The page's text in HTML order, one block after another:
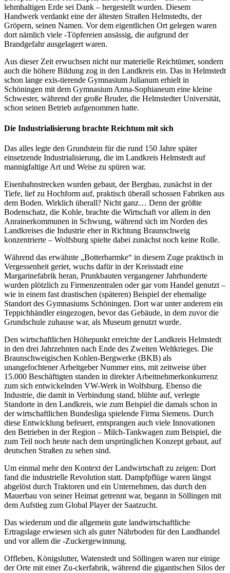
lehmhaltigen Erde sei Dank – hergestellt wurden. Diesem
Handwerk verdankt eine der ältesten Straßen Helmstedts, der
Gröpern, seinen Namen. Vor dem eigentlichen Ort gelegen waren
dort nämlich viele -Töpfereien ansässig, die aufgrund der
Brandgefahr ausgelagert waren.
Aus dieser Zeit erwuchsen nicht nur materielle Reichtümer, sondern
auch die höhere Bildung zog in den Landkreis ein. Das in Helmstedt
schon lange exis-tierende Gymnasium Julianum erhielt in
Schöningen mit dem Gymnasium Anna-Sophianeum eine kleine
Schwester, während der große Bruder, die Helmstedter Universität,
schon seinen Betrieb aufgenommen hatte.
Die Industrialisierung brachte Reichtum mit sich
Das alles legte den Grundstein für die rund 150 Jahre später
einsetzende Industrialisierung, die im Landkreis Helmstedt auf
mannigfaltige Art und Weise zu spüren war.
Eisenbahnstrecken wurden gebaut, der Bergbau, zunächst in der
Tiefe, lief zu Hochform auf, praktisch überall schossen Fabriken aus
dem Boden. Wirklich überall? Nicht ganz… Denn der größte
Bodenschatz, die Kohle, brachte die Wirtschaft vor allem in den
Anrainerkommunen in Schwung, während sich im Norden des
Landkreises die Industrie eher in Richtung Braunschweig
konzentrierte – Wolfsburg spielte dabei zunächst noch keine Rolle.
Während das erwähnte „Botterbarmke“ in diesem Zuge praktisch in
Vergessenheit geriet, wuchs dafür in der Kreisstadt eine
Margarinefabrik heran, Prunkbauten vergangener Jahrhunderte
wurden plötzlich zu Firmenzentralen oder gar vom Handel genutzt –
wie in einem fast drastischen (späteren) Beispiel der ehemalige
Standort des Gymnasiums Schöningen. Dort war unter anderem ein
Teppichhändler eingezogen, bevor das Gebäude, in dem zuvor die
Grundschule zuhause war, als Museum genutzt wurde.
Den wirtschaftlichen Höhepunkt erreichte der Landkreis Helmstedt
in den drei Jahrzehnten nach Ende des Zweiten Weltkrieges. Die
Braunschweigischen Kohlen-Bergwerke (BKB) als
unangefochtener Arbeitgeber Nummer eins, mit zeitweise über
15.000 Beschäftigten standen in direkter Arbeitnehmerkonkurrenz
zum sich entwickelnden VW-Werk in Wolfsburg. Ebenso die
Industrie, die damit in Verbindung stand, blühte auf, verlegte
Standorte in den Landkreis, wie zum Beispiel die damals schon in
der wirtschaftlichen Bundesliga spielende Firma Siemens. Durch
diese Entwicklung befeuert, entsprangen auch viele Innovationen
den Betrieben in der Region – Milch-Tankwagen zum Beispiel, die
zum Teil noch heute nach dem ursprünglichen Konzept gebaut, auf
deutschen Straßen zu sehen sind.
Um einmal mehr den Kontext der Landwirtschaft zu zeigen: Dort
fand die industrielle Revolution statt. Dampfpflüge waren längst
abgelöst durch Traktoren und ein Unternehmen, das durch den
Mauerbau von seiner Heimat getrennt war, begann in Söllingen mit
dem Aufstieg zum Global Player der Saatzucht.
Das wiederum und die allgemein gute landwirtschaftliche
Ertragslage erwiesen sich als guter Nährboden für den Landhandel
und vor allem die -Zuckergewinnung.
Offleben, Königslutter, Watenstedt und Söllingen waren nur einige
der Orte mit einer Zu-ckerfabrik, während die gigantischen Silos der